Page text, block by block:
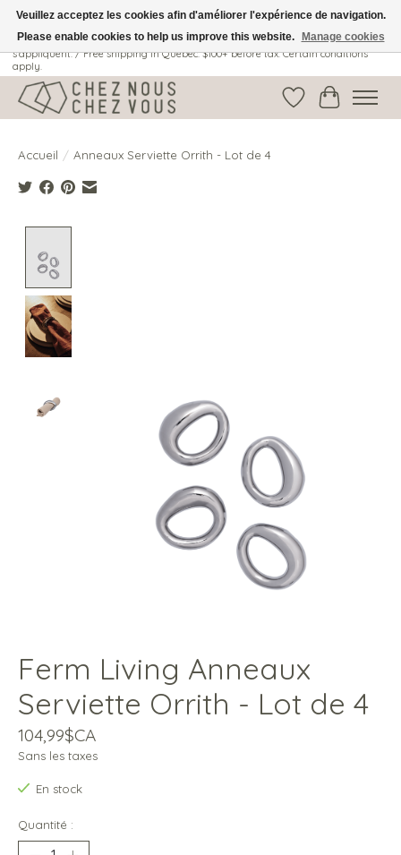
Livraison gratuite au Québec: 100$ + avant taxes. Certaines conditions
s'appliquent. / Free shipping in Quebec: $100+ before tax. Certain conditions
apply.
Liste dePanier
Accueil / Anneaux Serviette Orrith - Lot de 4
Ferm Living Anneaux
Serviette Orrith - Lot de 4
104,99$CA
Sans les taxes
En stock
Quantité :
Veuillez acceptez les cookies afin d'améliorer l'expérience de navigation.
Please enable cookies to help us improve this website.
Manage cookies